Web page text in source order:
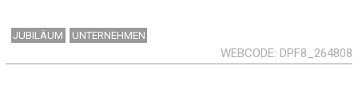
JUBILÄUM UNTERNEHMEN
WEBCODE DPF8_264808